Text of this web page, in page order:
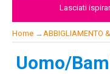
Lasciati
Home → ABBIGLIAMENTO
Uomo/